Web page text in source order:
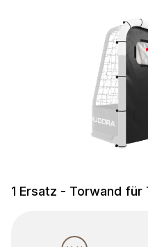
1 Ersatz - Torwand für